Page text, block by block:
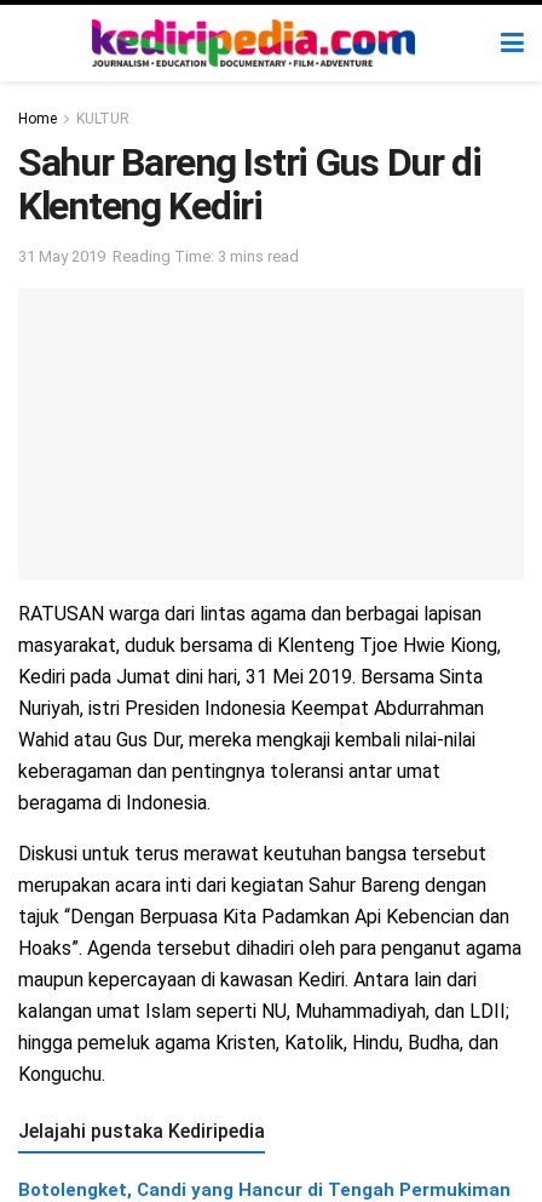
Home KULTUR
Sahur Bareng Istri Gus Dur di
Klenteng Kediri
31 May 2019 Reading Time: 3 mins read
RATUSAN warga dari lintas agama dan berbagai lapisan
masyarakat, duduk bersama di Klenteng Tjoe Hwie Kiong,
Kediri pada Jumat dini hari, 31 Mei 2019. Bersama Sinta
Nuriyah, istri Presiden Indonesia Keempat Abdurrahman
Wahid atau Gus Dur, mereka mengkaji kembali nilai-nilai
keberagaman dan pentingnya toleransi antar umat
beragama di Indonesia.
Diskusi untuk terus merawat keutuhan bangsa tersebut
merupakan acara inti dari kegiatan Sahur Bareng dengan
tajuk “Dengan Berpuasa Kita Padamkan Api Kebencian dan
Hoaks”. Agenda tersebut dihadiri oleh para penganut agama
maupun kepercayaan di kawasan Kediri. Antara lain dari
kalangan umat Islam seperti NU, Muhammadiyah, dan LDII;
hingga pemeluk agama Kristen, Katolik, Hindu, Budha, dan
Konguchu.
Jelajahi pustaka Kediripedia
Botolengket, Candi yang Hancur di Tengah Permukiman